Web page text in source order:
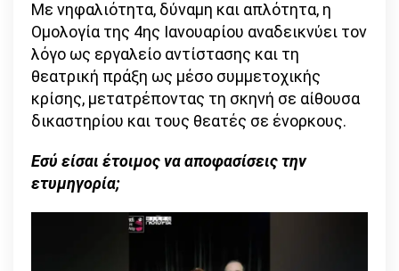
Με νηφαλιότητα, δύναμη και απλότητα, η
Ομολογία της 4ης Ιανουαρίου αναδεικνύει τον
λόγο ως εργαλείο αντίστασης και τη
θεατρική πράξη ως μέσο συμμετοχικής
κρίσης, μετατρέποντας τη σκηνή σε αίθουσα
δικαστηρίου και τους θεατές σε ένορκους.
Εσύ είσαι έτοιμος να αποφασίσεις την
ετυμηγορία;